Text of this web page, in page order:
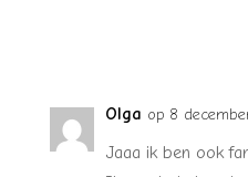
Olga op 8
Jaaa ik ben ook